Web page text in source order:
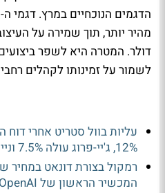
דולר. המטרה היא לשפר
לשמור על זמינותו לקהלים
עליות בוול סטריט אחרי
12%, ג'יי-פרוג עולה 7.5% ונייס מוסיפה 4%
המכשיר הראשון של OpenAI